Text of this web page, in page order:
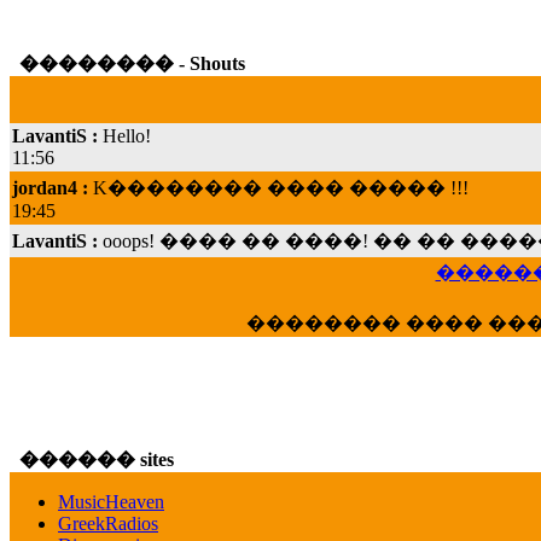
�������� - Shouts
11:56
jordan4 :
19:45
LavantiS :
���; ���� ��� ��� �������� ����
veronica :E���� 2012 ��� ����� ���
16:39
�������� ����
������ sites
MusicHeaven
GreekRadios